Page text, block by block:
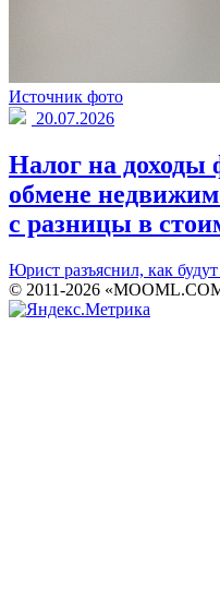
Источник фото
20.07.2026
Налог на доходы
обмене
с разницы в
Юрист разъяснил, как
© 2011-2026